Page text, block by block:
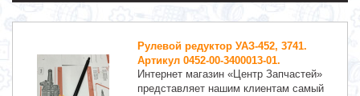
Рулевой редуктор УАЗ-452, 3741.
Артикул 0452-00-3400013-01.
Интернет магазин «Центр Запчастей»
представляет нашим клиентам самый